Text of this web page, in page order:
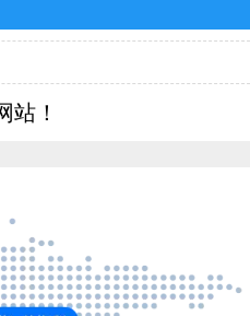
！